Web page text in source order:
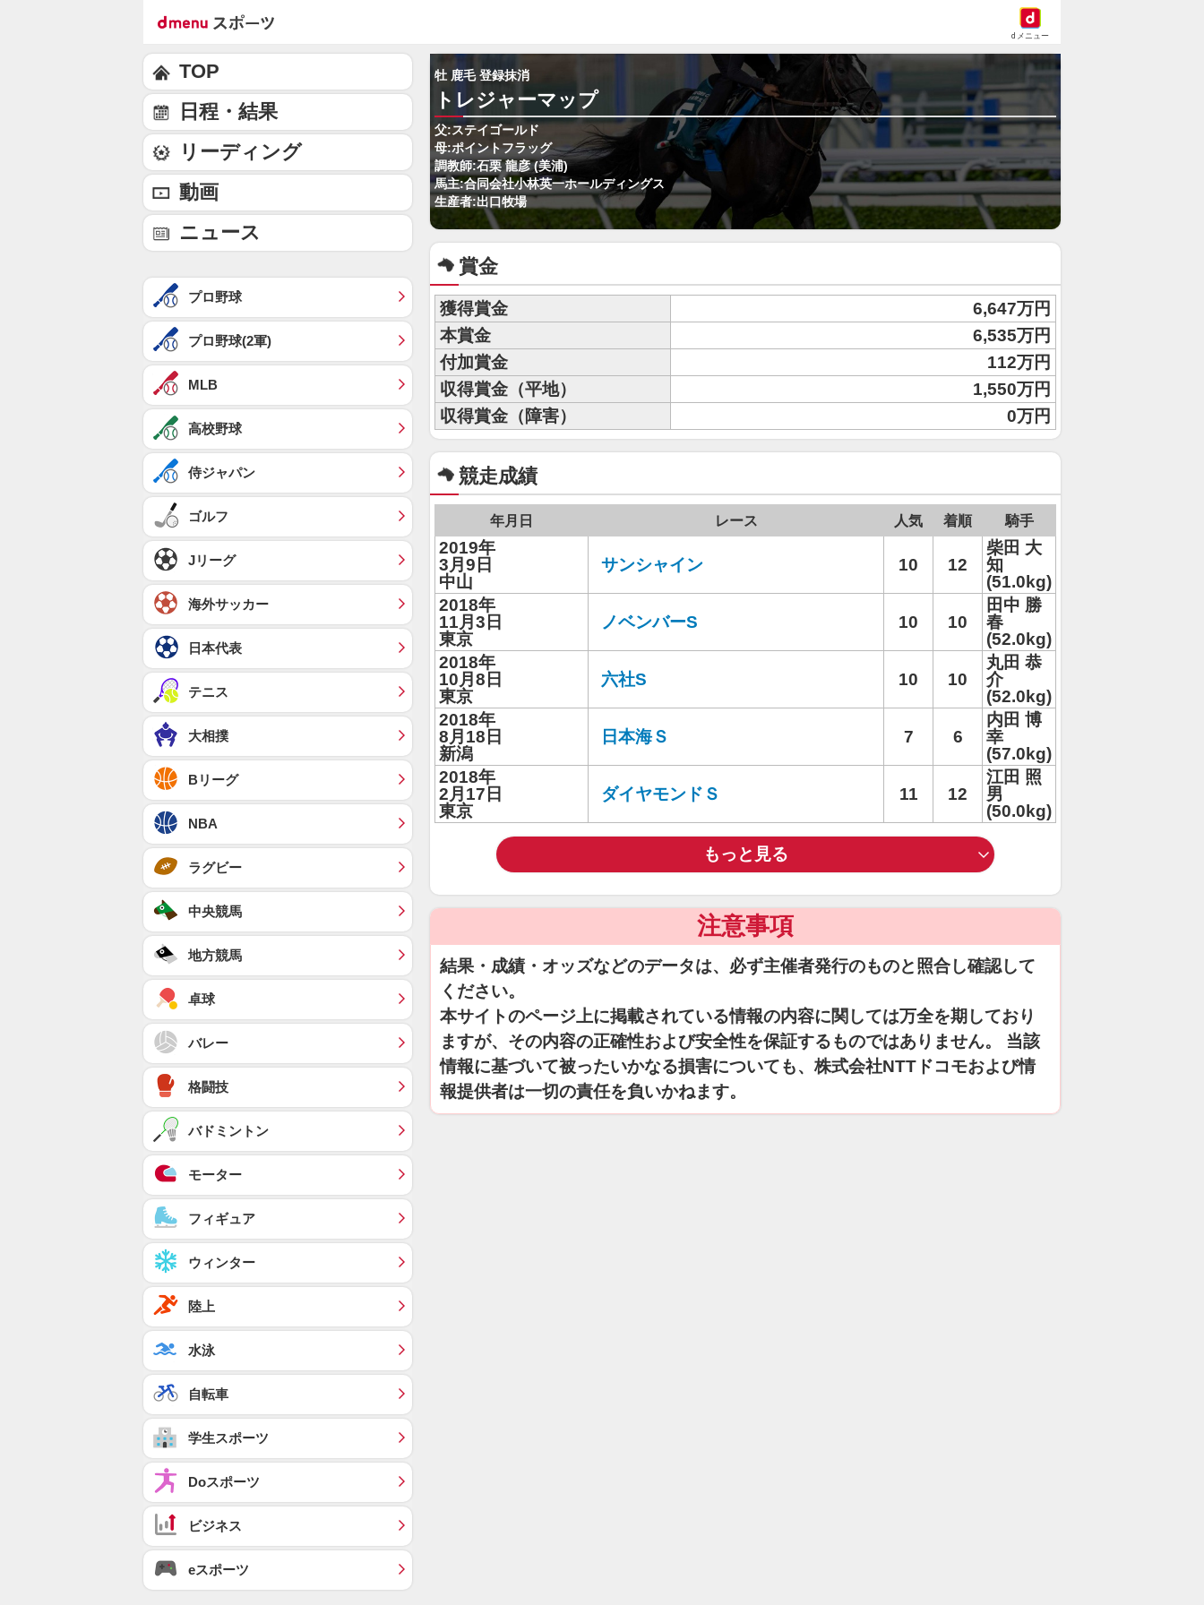
dメニュー
牡 鹿毛 登録抹消
トレジャーマップ
父:ステイゴールド
母:ポイントフラッグ
調教師:石栗 龍彦 (美浦)
馬主:合同会社小林英一ホールディングス
生産者:出口牧場
賞金
獲得賞金
6,647万円
本賞金
6,535万円
付加賞金
112万円
収得賞金（平地）
1,550万円
収得賞金（障害）
0万円
競走成績
年月日 レース 人気 着順 騎手
2019年
3月9日
中山
サンシャイン 10 12
柴田 大
知
(51.0kg)
2018年
11月3日
東京
ノベンバーS 10 10
田中 勝
春
(52.0kg)
2018年
10月8日
東京
六社S 10 10
丸田 恭
介
(52.0kg)
2018年
8月18日
新潟
日本海Ｓ 7 6
内田 博
幸
(57.0kg)
2018年
2月17日
東京
ダイヤモンドＳ 11 12
江田 照
男
(50.0kg)
もっと見る
注意事項
結果・成績・オッズなどのデータは、必ず主催者発行のものと照合し確認して
ください。
本サイトのページ上に掲載されている情報の内容に関しては万全を期しており
ますが、その内容の正確性および安全性を保証するものではありません。 当該
情報に基づいて被ったいかなる損害についても、株式会社NTTドコモおよび情
報提供者は一切の責任を負いかねます。
TOP
日程・結果
リーディング
動画
ニュース
プロ野球
プロ野球(2軍)
MLB
高校野球
侍ジャパン
ゴルフ
Jリーグ
海外サッカー
日本代表
テニス
大相撲
Bリーグ
NBA
ラグビー
中央競馬
地方競馬
卓球
バレー
格闘技
バドミントン
モーター
フィギュア
ウィンター
陸上
水泳
自転車
学生スポーツ
Doスポーツ
ビジネス
eスポーツ